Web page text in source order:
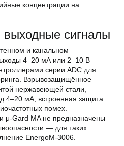
концентрации на
выходные сигналы
и канальном
4–20 мА или 2–10 В
серии ADC для
Взрывозащищённое
нержавеющей стали,
4–20 мА, встроенная защита
помех.
μ-Gard MA не предназначены
— для таких
EnergoM-3006.